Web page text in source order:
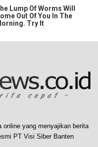
Lump Of Worms Will
Out Of You In The
Try It
online yang menyajikan berita
PT Visi Siber Banten